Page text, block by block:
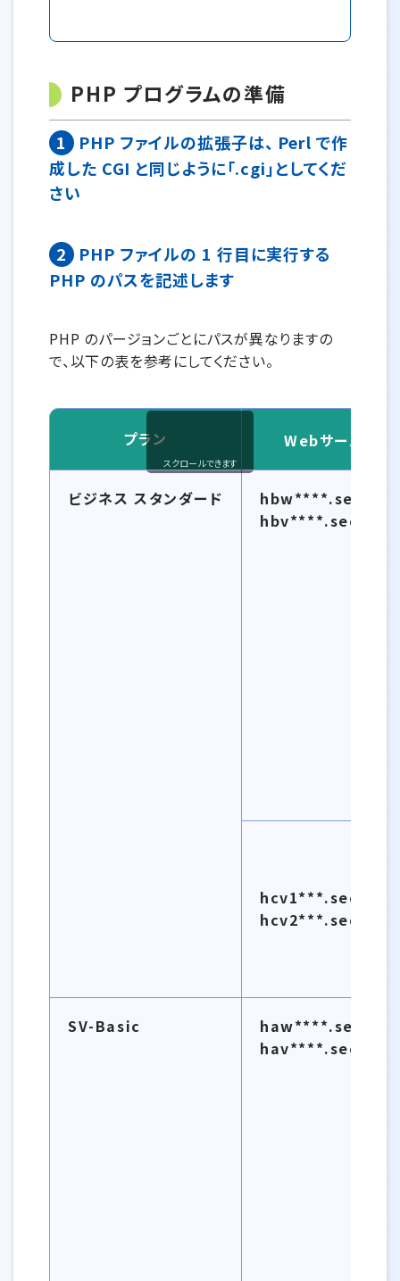
PHP プログラムの準備
1
PHP ファイルの拡張子は、 Perl で作
成した CGI と同じように「.cgi」としてくだ
さい
2
PHP ファイルの 1 行目に実行する
PHP のパスを記述します
PHP のパージョンごとにパスが異なりますの
で、以下の表を参考にしてください。
PHP バージョン一覧
プラン Webサーバー名
ビジネス スタンダード
SV-Basic
スクロールできます